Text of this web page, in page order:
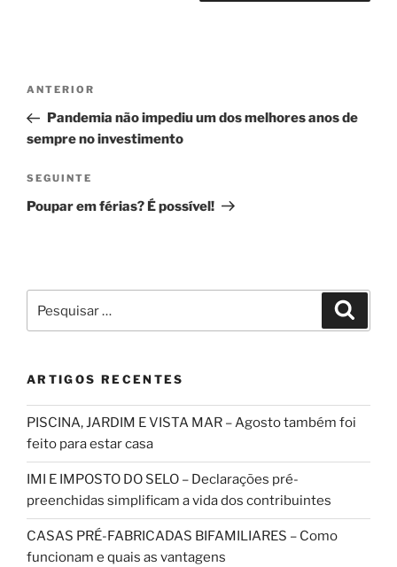
Navegação
artigos
Conteúdo
anterior
ANTERIOR
Pandemia não impediu um dos melhores anos de
sempre no investimento
Conteúdo
seguinte
SEGUINTE
Poupar em férias? É possível!
por:
ARTIGOS RECENTES
PISCINA, JARDIM E VISTA MAR – Agosto também foi
feito para estar casa
IMI E IMPOSTO DO SELO – Declarações pré-
preenchidas simplificam a vida dos contribuintes
CASAS PRÉ-FABRICADAS BIFAMILIARES – Como
funcionam e quais as vantagens